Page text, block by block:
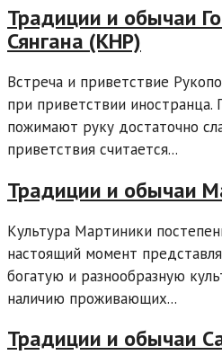
Традиции и обычаи
Сянгана (КНР)
Встреча и приветствие
при приветствии иностранца.
пожимают руку достаточно
приветствия считается...
Традиции и обычаи
Культура Мартиники
настоящий момент
богатую и разнообразную
наличию проживающих...
Традиции и обычаи